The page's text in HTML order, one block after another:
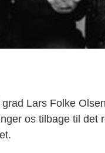
Lars Folke
os tilbage til det